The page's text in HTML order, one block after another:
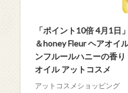
「ポイント10倍 4月1日
＆honey Fleur ヘアオイ
ンフルールハニーの香
オイル アットコスメ
アットコスメショッピング